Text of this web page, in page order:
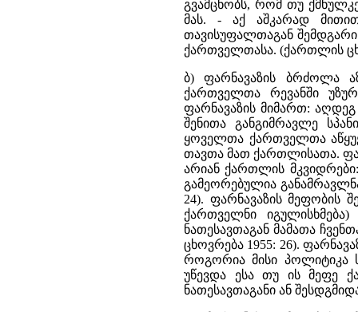
გვამცნობს, რომ თუ
მას. - აქ აშკარად
თავისუფალთაგან
ქართველთასა. (ქართლის
ბ) ფარნავაზის ბრძოლა
ქართველთა რევანში
ფარნავაზის მიმართ:
შენითა განგიმრავლე
ყოველთა ქართველთა
თავთა მათ ქართლისათა.
არიან ქართლის
გამეორებულია
24). ფარნავაზის მეფობის
ქართველნი
ნათესავთაგან მამათა
ცხოვრება 1955: 26).
როგორია მისი პოლიტიკა
უწევდა ესა თუ ის მეფე
ნათესავთაგანი ან